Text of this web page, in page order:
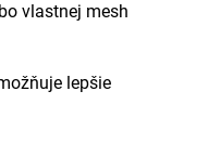
vlastnej mesh
lepšie